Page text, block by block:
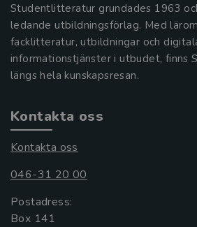
Studentlitteratur grundades 1963
ledande utbildningsförlag. Med
facklitteratur, utbildningar och
informationstjänster i utbudet, finns
längs hela kunskapsresan.
Kontakta oss
Kontakta oss
046-31 20 00
Postadress:
Box 141